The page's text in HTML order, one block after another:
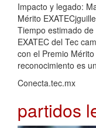
Impacto y legado:
Mérito
Tiempo estimado
EXATEC del Tec
con el Premio
reconocimiento es
Conecta.tec.mx
partidos